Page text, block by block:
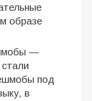
образе
—
под
в